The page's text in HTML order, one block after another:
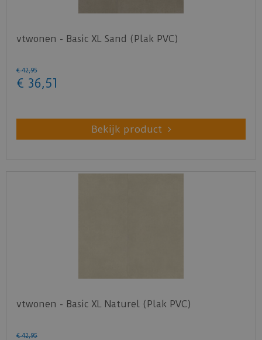
vtwonen - Basic XL Sand (Plak PVC)
€ 42,95
€ 36,51
Bekijk product
vtwonen - Basic XL Naturel (Plak PVC)
€ 42,95